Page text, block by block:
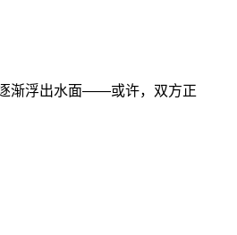
逐渐浮出水面——或许，双方正